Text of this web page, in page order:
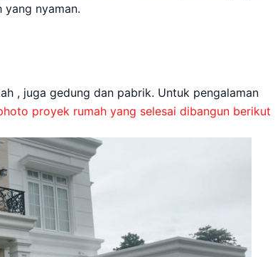
nyaman.
, juga gedung dan pabrik. Untuk pengalaman
proyek rumah yang selesai dibangun berikut